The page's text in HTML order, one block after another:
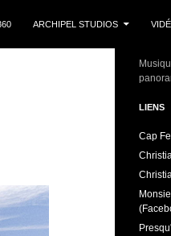
ARCHIPEL STUDIOS
LIENS
Cap